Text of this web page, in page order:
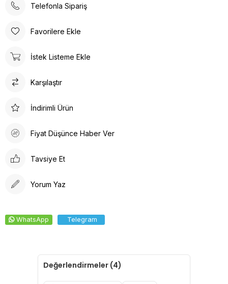
yapısı, terletme yapmaz ve yaz-kış kullanım için idealdir.
sağlık profesyonellerinin uzun çalışma saatlerinde rahatlıkla
Doktor Bone ile şıklık, konfor ve fonksiyonelliği bir arada
Doktor Bone
Arkadan lastikli tasarımı, kafaya oturan formu ve pamuklu ter
solma yapmaz, kolay ütülenir ve canlı renkleri ile şıklığı bir
araya getirir.
Telefonla Sipariş
Favorilere Ekle
İstek Listeme Ekle
Karşılaştır
İndirimli Ürün
Fiyat Düşünce Haber Ver
Tavsiye Et
Yorum Yaz
WhatsApp Telegram
Değerlendirmeler (4)